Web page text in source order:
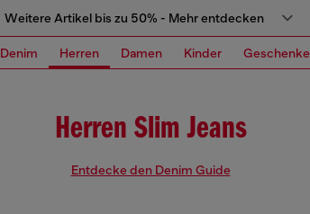
Weitere Artikel bis zu 50% - Mehr entdecken
Denim Herren Damen Kinder Geschenke
Herren Slim Jeans
Entdecke den Denim Guide